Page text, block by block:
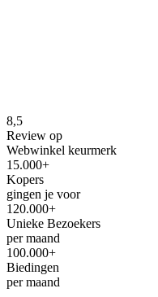
8,5
Review op
Webwinkel keurmerk
15.000+
Kopers
gingen je voor
120.000+
Unieke Bezoekers
per maand
100.000+
Biedingen
per maand